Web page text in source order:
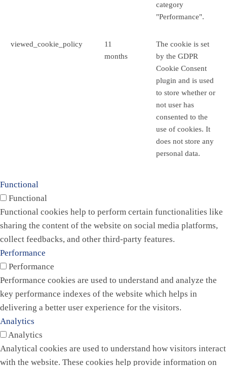
category
"Performance".
viewed_cookie_policy
11
months
The cookie is set
by the GDPR
Cookie Consent
plugin and is used
to store whether or
not user has
consented to the
use of cookies. It
does not store any
personal data.
Functional
Functional
Functional cookies help to perform certain functionalities like
sharing the content of the website on social media platforms,
collect feedbacks, and other third-party features.
Performance
Performance
Performance cookies are used to understand and analyze the
key performance indexes of the website which helps in
delivering a better user experience for the visitors.
Analytics
Analytics
Analytical cookies are used to understand how visitors interact
with the website. These cookies help provide information on